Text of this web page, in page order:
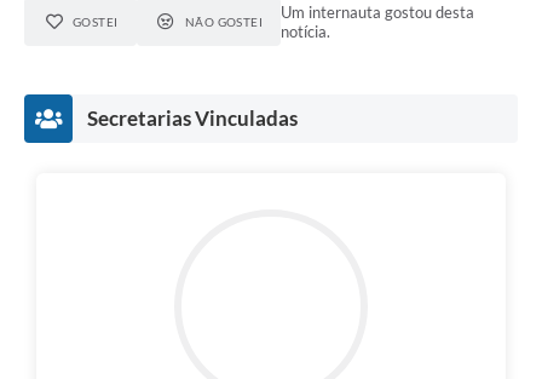
GOSTEI NÃO GOSTEI
Um internauta gostou desta
notícia.
Secretarias Vinculadas